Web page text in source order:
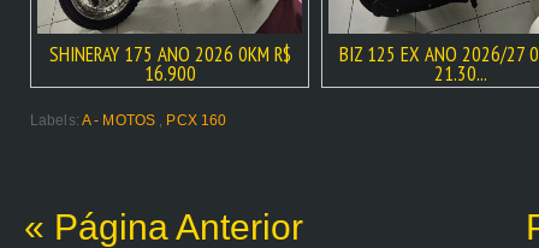
SHINERAY 175 ANO 2026 0KM R$
16.900
BIZ 125 EX ANO 2026/27
21.30...
Labels: A - MOTOS PCX 160
« Página Anterior